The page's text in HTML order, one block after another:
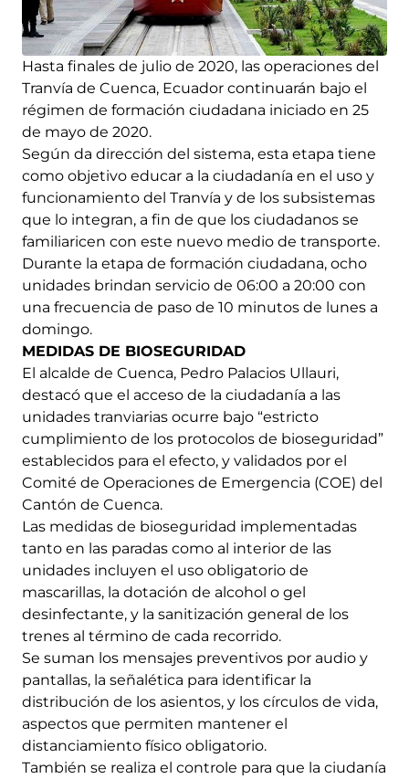
Hasta finales de julio de 2020, las operaciones del
Tranvía de Cuenca, Ecuador continuarán bajo el
régimen de formación ciudadana iniciado en 25
de mayo de 2020.
Según da dirección del sistema, esta etapa tiene
como objetivo educar a la ciudadanía en el uso y
funcionamiento del Tranvía y de los subsistemas
que lo integran, a fin de que los ciudadanos se
familiaricen con este nuevo medio de transporte.
Durante la etapa de formación ciudadana, ocho
unidades brindan servicio de 06:00 a 20:00 con
una frecuencia de paso de 10 minutos de lunes a
domingo.
MEDIDAS DE BIOSEGURIDAD
El alcalde de Cuenca, Pedro Palacios Ullauri,
destacó que el acceso de la ciudadanía a las
unidades tranviarias ocurre bajo “estricto
cumplimiento de los protocolos de bioseguridad”
establecidos para el efecto, y validados por el
Comité de Operaciones de Emergencia (COE) del
Cantón de Cuenca.
Las medidas de bioseguridad implementadas
tanto en las paradas como al interior de las
unidades incluyen el uso obligatorio de
mascarillas, la dotación de alcohol o gel
desinfectante, y la sanitización general de los
trenes al término de cada recorrido.
Se suman los mensajes preventivos por audio y
pantallas, la señalética para identificar la
distribución de los asientos, y los círculos de vida,
aspectos que permiten mantener el
distanciamiento físico obligatorio.
También se realiza el controle para que la ciudanía